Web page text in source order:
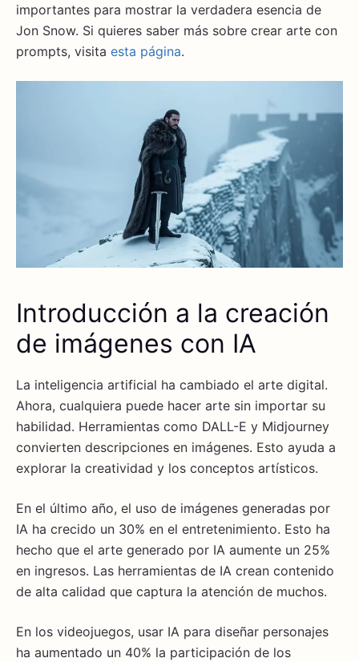
importantes para mostrar la verdadera esencia de
Jon Snow. Si quieres saber más sobre crear arte con
prompts, visita esta página.
Introducción a la creación
de imágenes con IA
La inteligencia artificial ha cambiado el arte digital.
Ahora, cualquiera puede hacer arte sin importar su
habilidad. Herramientas como DALL-E y Midjourney
convierten descripciones en imágenes. Esto ayuda a
explorar la creatividad y los conceptos artísticos.
En el último año, el uso de imágenes generadas por
IA ha crecido un 30% en el entretenimiento. Esto ha
hecho que el arte generado por IA aumente un 25%
en ingresos. Las herramientas de IA crean contenido
de alta calidad que captura la atención de muchos.
En los videojuegos, usar IA para diseñar personajes
ha aumentado un 40% la participación de los